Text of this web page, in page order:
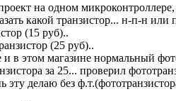
на одном
какой транзистор... н-п-н или
(15 руб)..
(25 руб)..
в этом магазине нормальный
за 25... проверил
делаю без